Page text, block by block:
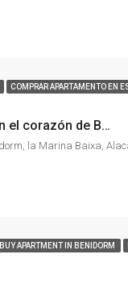
COMPRAR APARTAMENTO EN
TE19-0392 – Luminoso piso en el corazón de Benidorm con terraza y orientación sur – Vive el Mediterráneo a pocos minutos de la playa
BUY APARTMENT IN BENIDORM